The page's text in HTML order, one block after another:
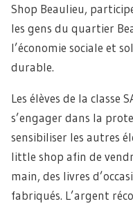
Shop Beaulieu,
les gens du quartier
l’économie sociale et
durable.
Les élèves de la classe
s’engager dans la
sensibiliser les autres
little shop afin de
main, des livres
fabriqués. L’argent